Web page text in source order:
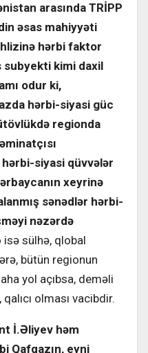
arasında TRİPP
əsas mahiyyəti
hərbi faktor
subyekti kimi daxil
odur ki,
hərbi-siyasi güc
regionda
siyasi qüvvələr
xeyrinə
sənədlər hərbi-
nəzərdə
isə sülhə, qlobal
bütün regionun
yol açıbsa, deməli
olması vacibdir.
İ.Əliyev həm
Qafqazın, eyni